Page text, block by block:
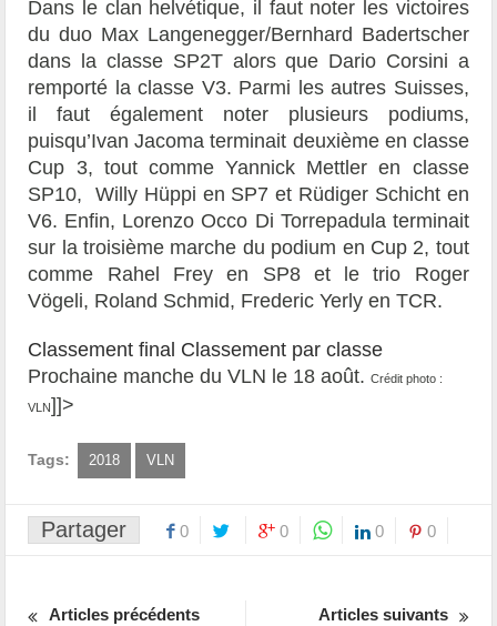
Dans le clan helvétique, il faut noter les victoires
du duo Max Langenegger/Bernhard Badertscher
dans la classe SP2T alors que Dario Corsini a
remporté la classe V3. Parmi les autres Suisses,
il faut également noter plusieurs podiums,
puisqu’Ivan Jacoma terminait deuxième en classe
Cup 3, tout comme Yannick Mettler en classe
SP10, Willy Hüppi en SP7 et Rüdiger Schicht en
V6. Enfin, Lorenzo Occo Di Torrepadula terminait
sur la troisième marche du podium en Cup 2, tout
comme Rahel Frey en SP8 et le trio Roger
Vögeli, Roland Schmid, Frederic Yerly en TCR.
Classement final Classement par classe
Prochaine manche du VLN le 18 août.Crédit photo :
VLN]]>
Tags: 2018 VLN
Partager 0 0 0 0
Articles précédents
Articles suivants